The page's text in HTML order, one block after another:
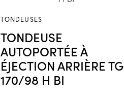
TONDEUSE
AUTOPORTÉE À
ÉJECTION ARRIÈRE TG
170/98 H BI
TONDEUSES